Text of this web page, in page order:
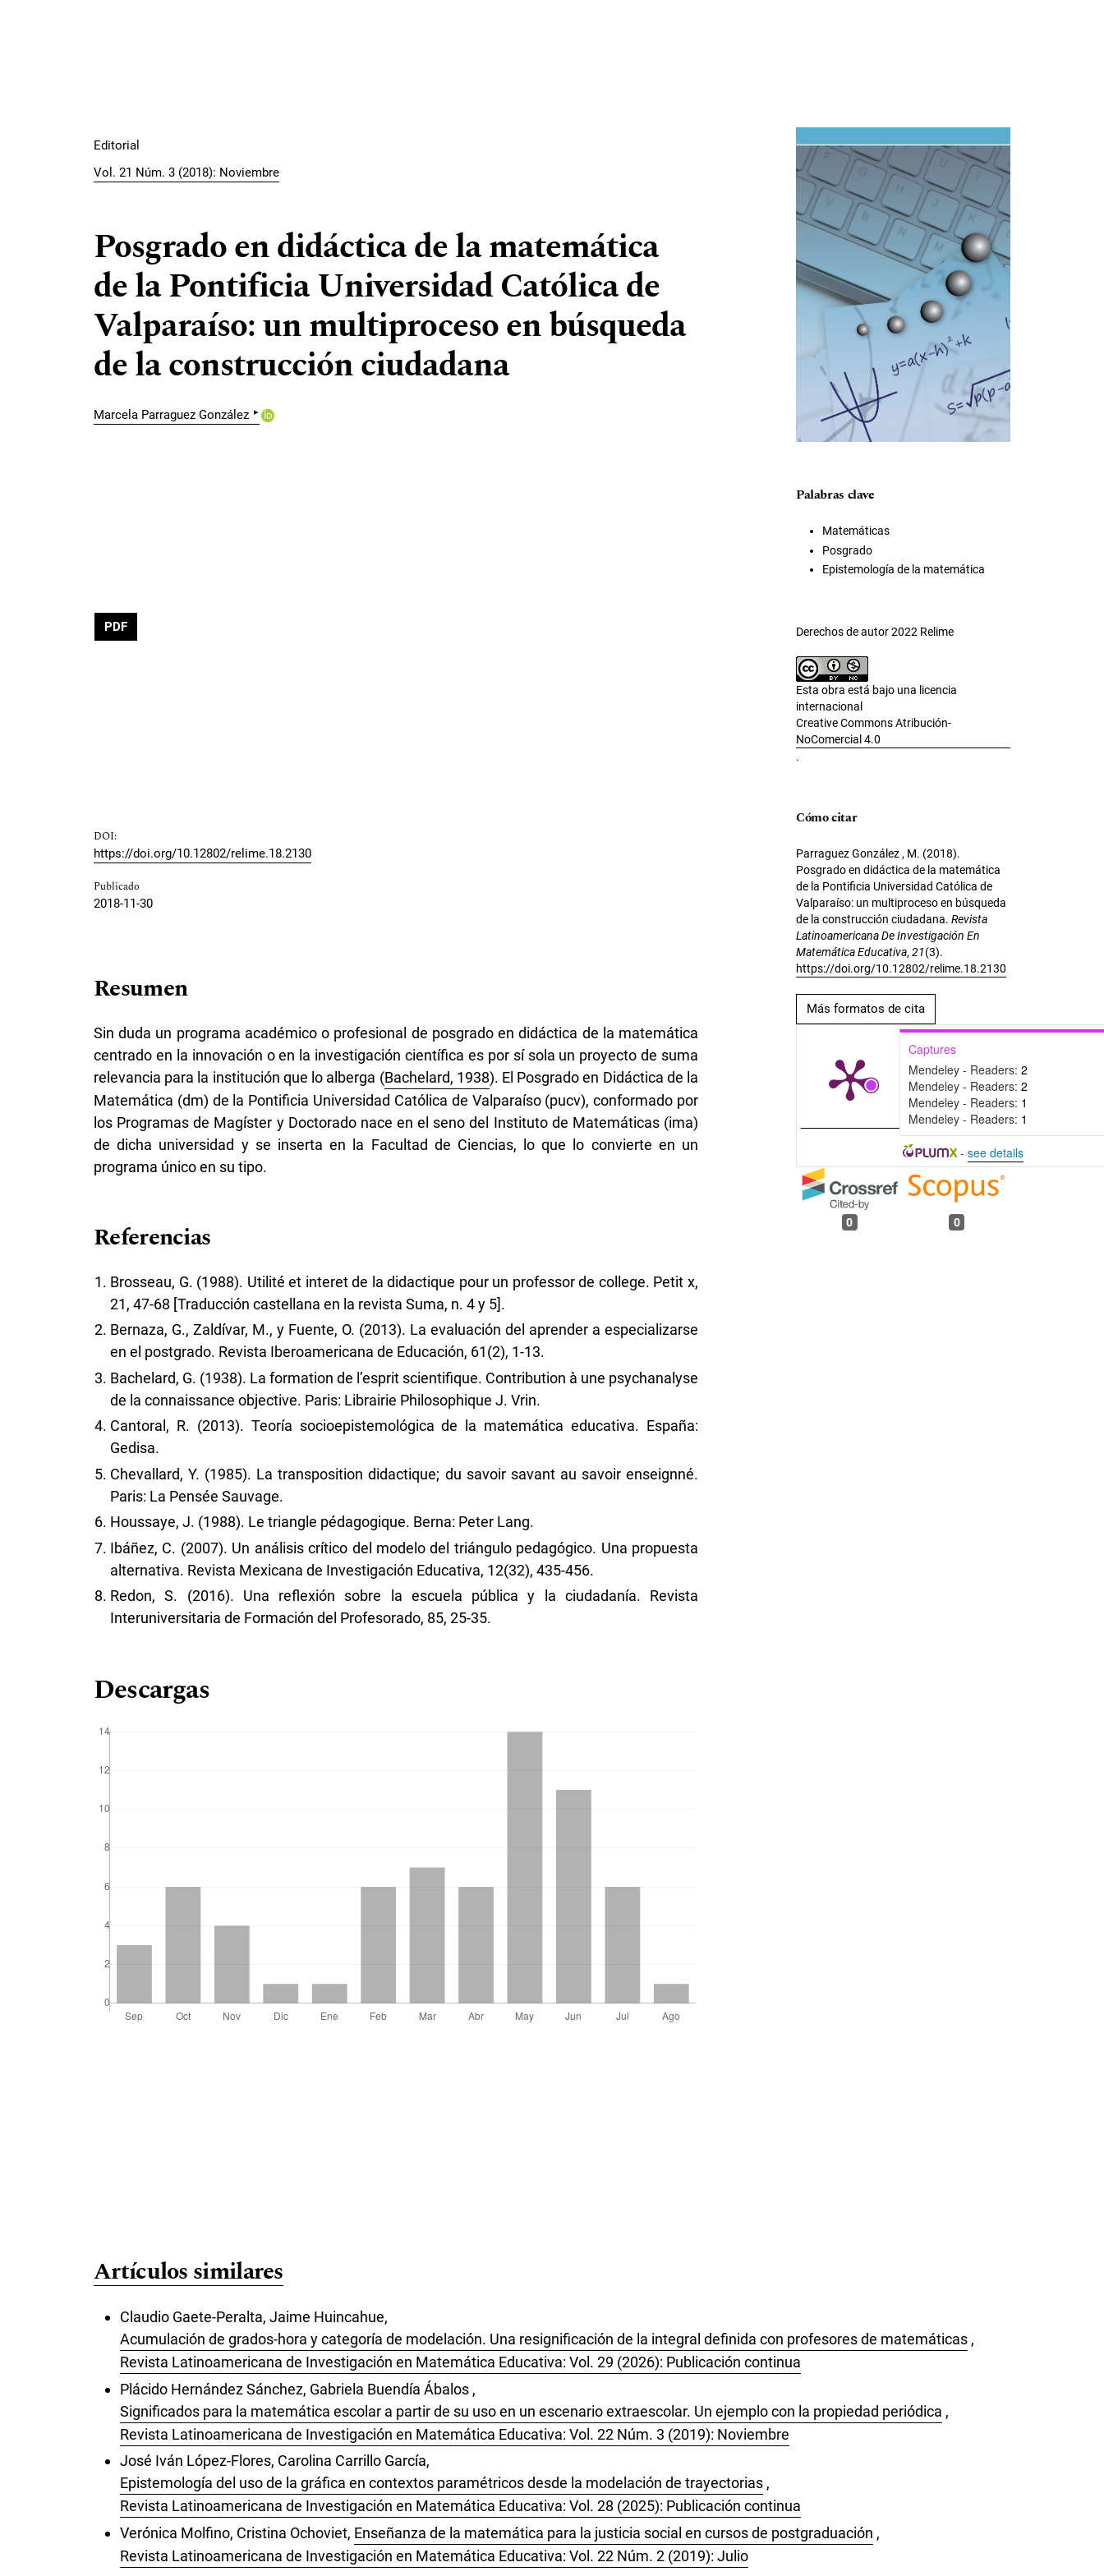
Editorial
Vol. 21 Núm. 3 (2018): Noviembre
Posgrado en didáctica de la matemática
de la Pontificia Universidad Católica de
Valparaíso: un multiproceso en búsqueda
de la construcción ciudadana
Marcela Parraguez González ▸
PDF
DOI:
https://doi.org/10.12802/relime.18.2130
Publicado
2018-11-30
Resumen
Sin duda un programa académico o profesional de posgrado en didáctica de la matemática
centrado en la innovación o en la investigación científica es por sí sola un proyecto de suma
relevancia para la institución que lo alberga (Bachelard, 1938). El Posgrado en Didáctica de la
Matemática (dm) de la Pontificia Universidad Católica de Valparaíso (pucv), conformado por
los Programas de Magíster y Doctorado nace en el seno del Instituto de Matemáticas (ima)
de dicha universidad y se inserta en la Facultad de Ciencias, lo que lo convierte en un
programa único en su tipo.
Referencias
Brosseau, G. (1988). Utilité et interet de la didactique pour un professor de college. Petit x,
21, 47-68 [Traducción castellana en la revista Suma, n. 4 y 5].
Bernaza, G., Zaldívar, M., y Fuente, O. (2013). La evaluación del aprender a especializarse
en el postgrado. Revista Iberoamericana de Educación, 61(2), 1-13.
Bachelard, G. (1938). La formation de l’esprit scientifique. Contribution à une psychanalyse
de la connaissance objective. Paris: Librairie Philosophique J. Vrin.
Cantoral, R. (2013). Teoría socioepistemológica de la matemática educativa. España:
Gedisa.
Chevallard, Y. (1985). La transposition didactique; du savoir savant au savoir enseignné.
Paris: La Pensée Sauvage.
Houssaye, J. (1988). Le triangle pédagogique. Berna: Peter Lang.
Ibáñez, C. (2007). Un análisis crítico del modelo del triángulo pedagógico. Una propuesta
alternativa. Revista Mexicana de Investigación Educativa, 12(32), 435-456.
Redon, S. (2016). Una reflexión sobre la escuela pública y la ciudadanía. Revista
Interuniversitaria de Formación del Profesorado, 85, 25-35.
Descargas
Imagen de portada
Palabras clave
Matemáticas
Posgrado
Epistemología de la matemática
Derechos de autor 2022 Relime
Esta obra está bajo una licencia
internacional
Creative Commons Atribución-
NoComercial 4.0
.
Cómo citar
Parraguez González , M. (2018).
Posgrado en didáctica de la matemática
de la Pontificia Universidad Católica de
Valparaíso: un multiproceso en búsqueda
de la construcción ciudadana. Revista
Latinoamericana De Investigación En
Matemática Educativa, 21(3).
https://doi.org/10.12802/relime.18.2130
Más formatos de cita
Captures
Mendeley - Readers: 2
Mendeley - Readers: 2
Mendeley - Readers: 1
Mendeley - Readers: 1
- see details
0 0
Artículos similares
Claudio Gaete-Peralta, Jaime Huincahue,
Acumulación de grados-hora y categoría de modelación. Una resignificación de la integral definida con profesores de matemáticas ,
Revista Latinoamericana de Investigación en Matemática Educativa: Vol. 29 (2026): Publicación continua
Plácido Hernández Sánchez, Gabriela Buendía Ábalos ,
Significados para la matemática escolar a partir de su uso en un escenario extraescolar. Un ejemplo con la propiedad periódica ,
Revista Latinoamericana de Investigación en Matemática Educativa: Vol. 22 Núm. 3 (2019): Noviembre
José Iván López-Flores, Carolina Carrillo García,
Epistemología del uso de la gráfica en contextos paramétricos desde la modelación de trayectorias ,
Revista Latinoamericana de Investigación en Matemática Educativa: Vol. 28 (2025): Publicación continua
Verónica Molfino, Cristina Ochoviet, Enseñanza de la matemática para la justicia social en cursos de postgraduación ,
Revista Latinoamericana de Investigación en Matemática Educativa: Vol. 22 Núm. 2 (2019): Julio